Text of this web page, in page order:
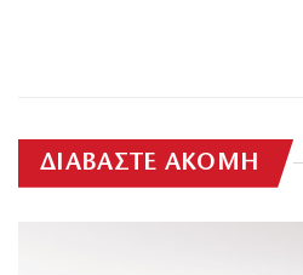
ΔΙΑΒΑΣΤΕ ΑΚΟΜΗ